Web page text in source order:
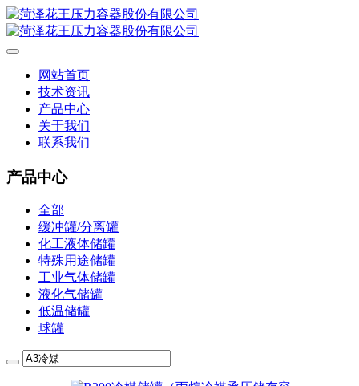
网站首页
技术资讯
产品中心
关于我们
联系我们
产品中心
全部
缓冲罐/分离罐
化工液体储罐
特殊用途储罐
工业气体储罐
液化气储罐
低温储罐
球罐